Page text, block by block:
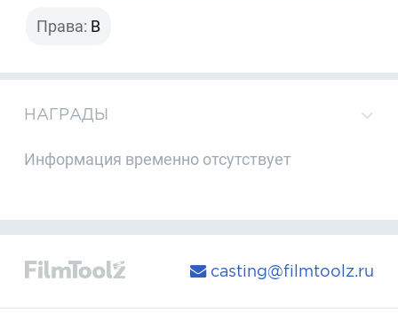
Права: B
НАГРАДЫ
Информация временно отсутствует
casting@filmtoolz.ru